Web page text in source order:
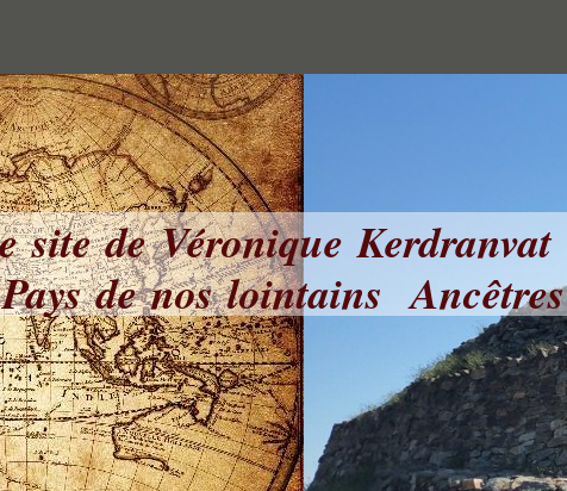
site de Véronique Kerdranvat
de nos lointains Ancêtres